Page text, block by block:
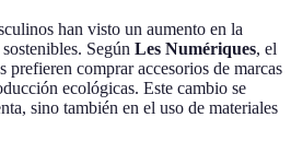
han visto un aumento en la
Según Les Numériques, el
prefieren comprar accesorios de marcas
ecológicas. Este cambio se
sino también en el uso de materiales